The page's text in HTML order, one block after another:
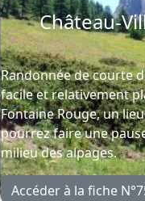
Château-
Randonnée de courte
facile et relativement
Fontaine Rouge, un
pourrez faire une
milieu des alpages.
Accéder à la fiche